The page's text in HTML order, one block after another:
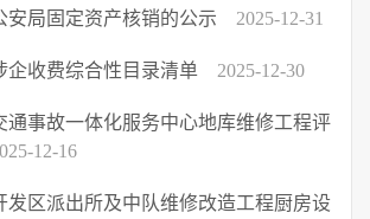
安局固定资产核销的公示 2025-12-31
企收费综合性目录清单 2025-12-30
通事故一体化服务中心地库维修工程评
12-16
发区派出所及中队维修改造工程厨房设